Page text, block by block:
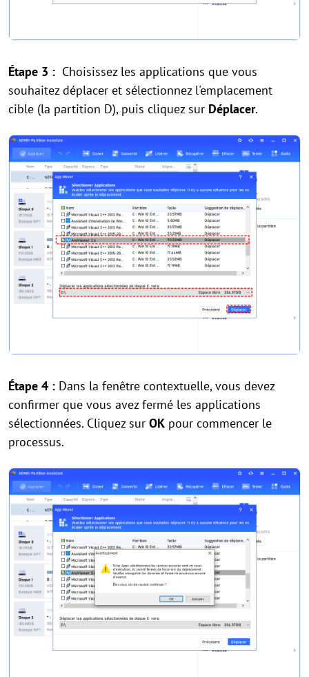
Étape 3 : Choisissez les applications que vous
souhaitez déplacer et sélectionnez l'emplacement
cible (la partition D), puis cliquez sur Déplacer.
Étape 4 : Dans la fenêtre contextuelle, vous devez
confirmer que vous avez fermé les applications
sélectionnées. Cliquez sur OK pour commencer le
processus.